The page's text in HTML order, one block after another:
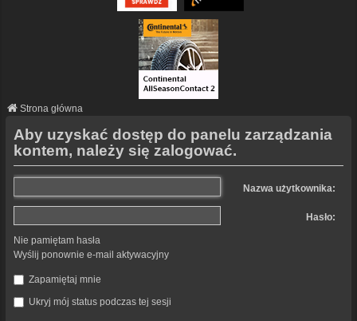
Strona główna
Aby uzyskać dostęp do panelu zarządzania
kontem, należy się zalogować.
Nazwa użytkownika:
Hasło:
Nie pamiętam hasła
Wyślij ponownie e-mail aktywacyjny
Zapamiętaj mnie
Ukryj mój status podczas tej sesji